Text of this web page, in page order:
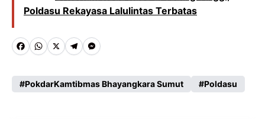
Poldasu Rekayasa Lalulintas Terbatas
F
c
W
a
X T
l
M
s
PokdarKamtibmas Bhayangkara Sumut Poldasu